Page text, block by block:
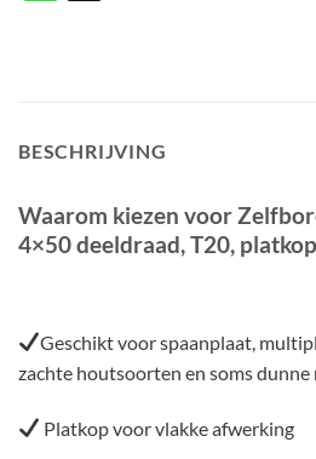
BESCHRIJVING
Waarom kiezen voor
4×50 deeldraad, T20,
Geschikt voor spaanplaat,
zachte houtsoorten en soms
Platkop voor vlakke afwerking